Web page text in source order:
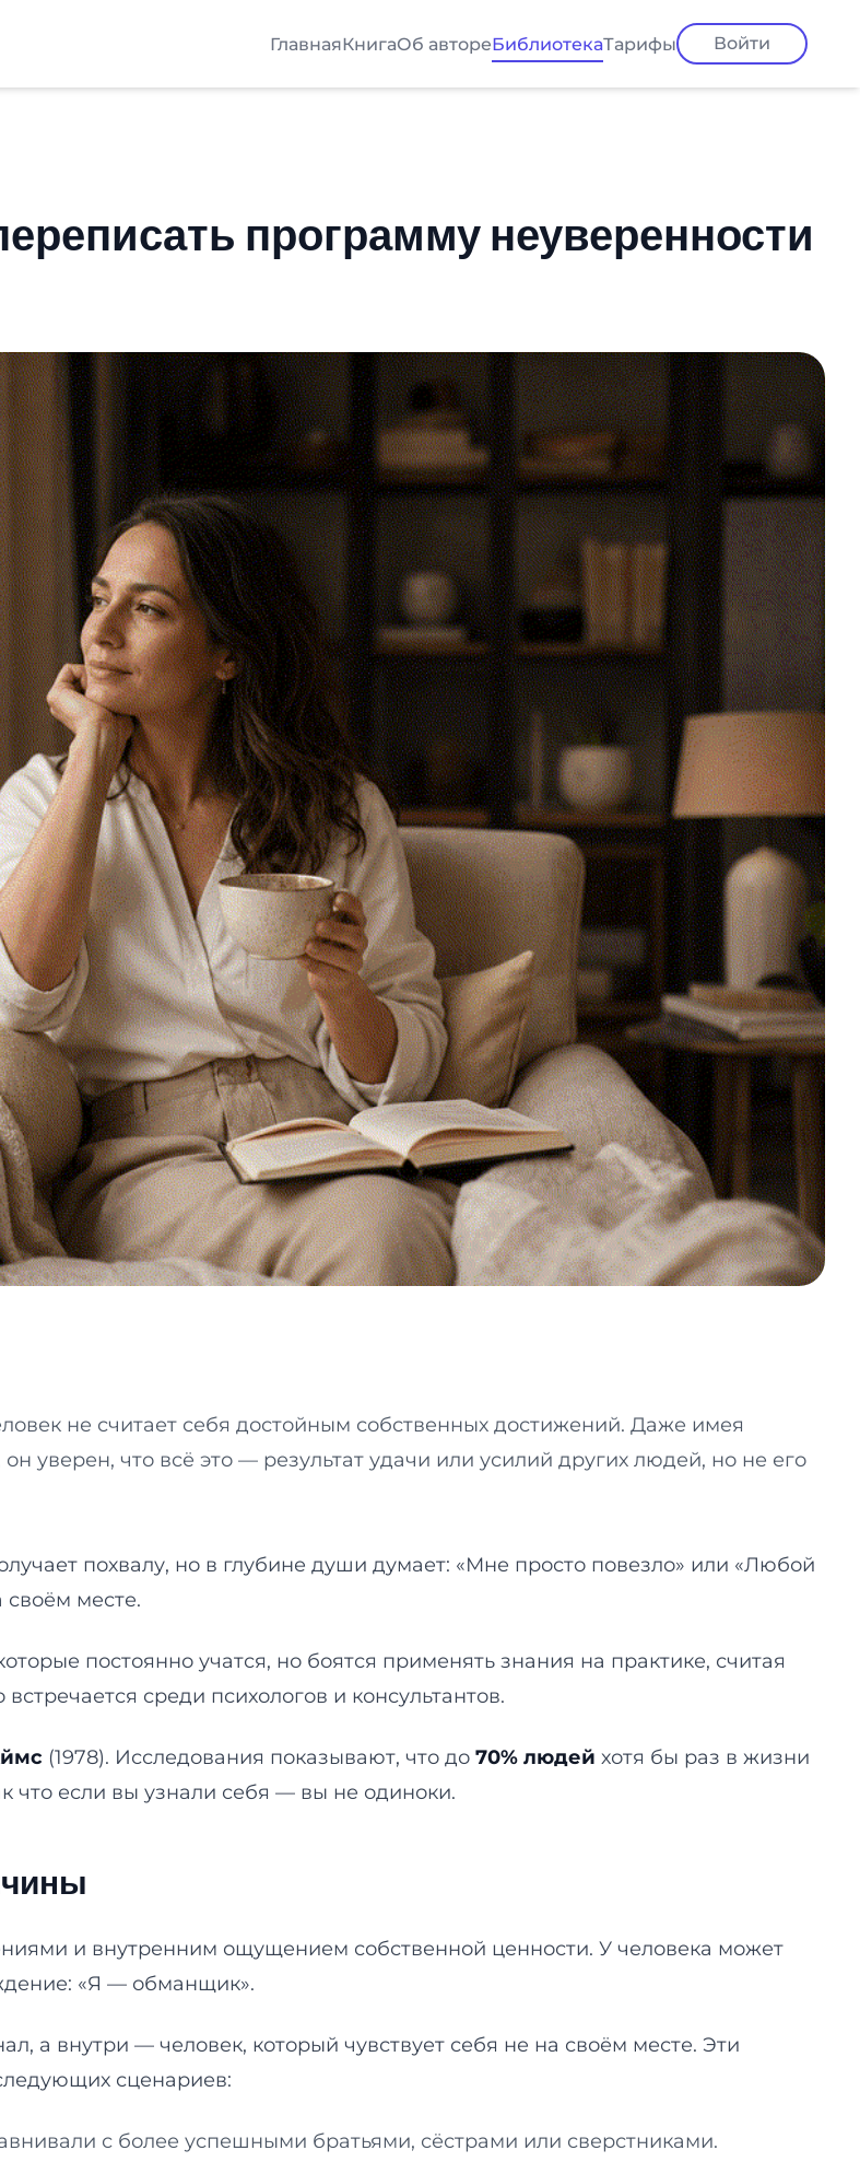
ГлавнаяКнигаОб автореБиблиотекаТарифы Войти
программу неуверенности
не считает себя достойным собственных достижений. Даже имея
уверен, что всё это — результат удачи или усилий других людей, но не его
похвалу, но в глубине души думает: «Мне просто повезло» или «Любой
своём месте.
постоянно учатся, но боятся применять знания на практике, считая
среди психологов и консультантов.
(1978). Исследования показывают, что до 70% людей хотя бы раз в жизни
что если вы узнали себя — вы не одиноки.
и внутренним ощущением собственной ценности. У человека может
«Я — обманщик».
а внутри — человек, который чувствует себя не на своём месте. Эти
сценариев:
с более успешными братьями, сёстрами или сверстниками.